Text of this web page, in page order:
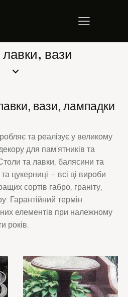
вази
вази, лампадки
та реалізує у великому
для пам’ятників та
та лавки, балясини та
цукерниці – всі ці вироби
сортів габро, граніту,
Гарантійний термін
елементів при належному
років.